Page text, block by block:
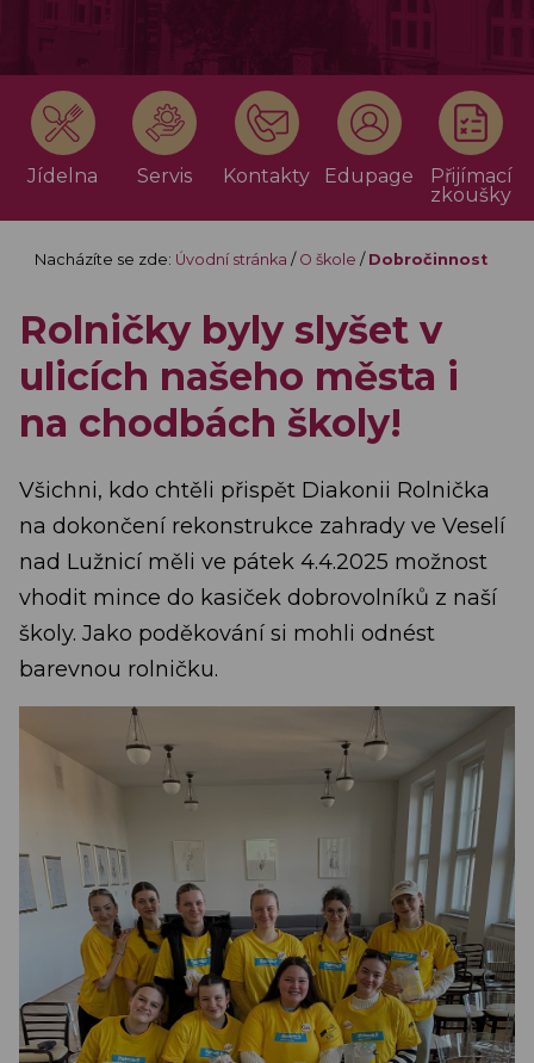
Jídelna Servis Kontakty Edupage
Přijímací
zkoušky
Nacházíte se zde: Úvodní stránka / O škole / Dobročinnost
Rolničky byly slyšet v
ulicích našeho města i
na chodbách školy!
Všichni, kdo chtěli přispět Diakonii Rolnička
na dokončení rekonstrukce zahrady ve Veselí
nad Lužnicí měli ve pátek 4.4.2025 možnost
vhodit mince do kasiček dobrovolníků z naší
školy. Jako poděkování si mohli odnést
barevnou rolničku.